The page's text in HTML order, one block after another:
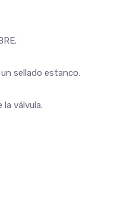
sellado estanco.
válvula.